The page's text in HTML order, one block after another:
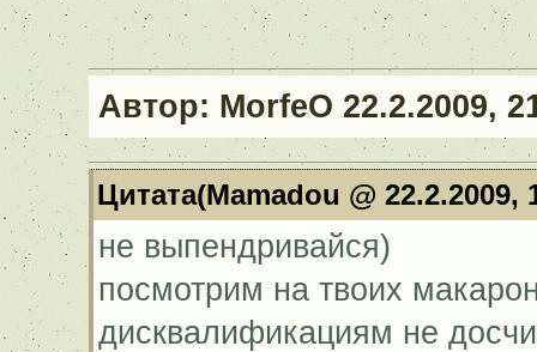
Автор: MorfeO 22.2.2009,
Цитата(Mamadou @ 22.2.2009,
не выпендривайся)
посмотрим на твоих
дисквалификациям не